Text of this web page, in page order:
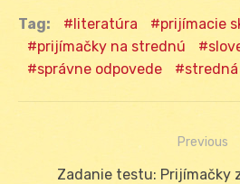
Tag: literatúra prijímacie
prijímačky na strednú
správne odpovede
stredná
Navigácia
Previous
Previous
Zadanie testu: Prijímačky